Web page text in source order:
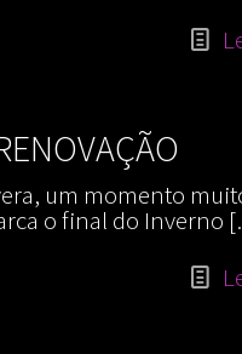
um momento
o final do Inverno